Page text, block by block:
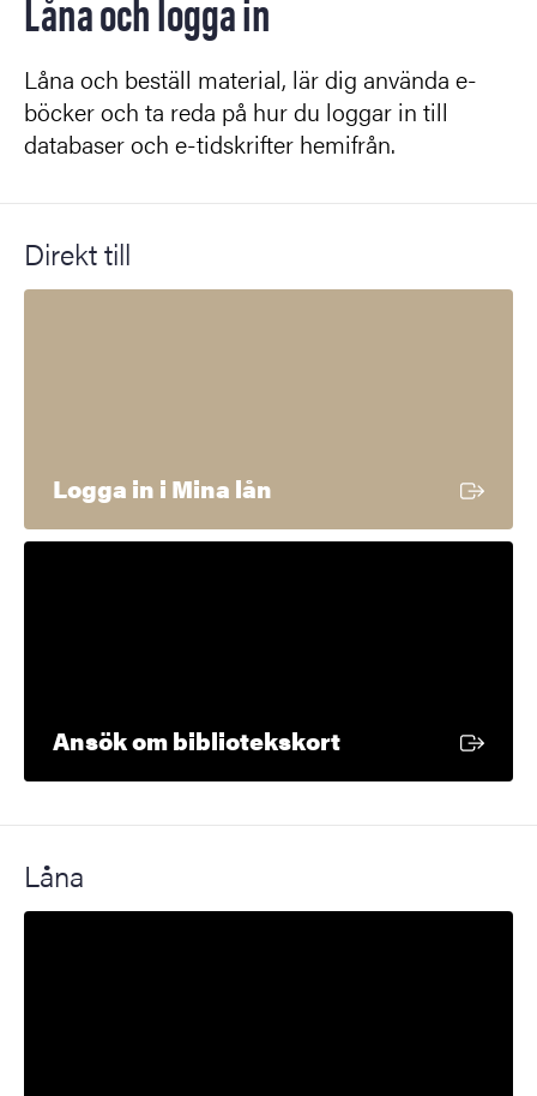
Låna och beställ material, lär dig använda e-
böcker och ta reda på hur du loggar in till
databaser och e-tidskrifter hemifrån.
Direkt till
Logga in i Mina lån
Ansök om bibliotekskortExtern länk
Låna